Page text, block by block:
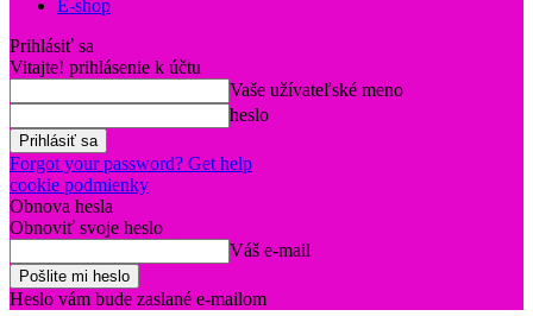
E-shop
Prihlásiť sa
Vitajte! prihlásenie k účtu
Vaše užívateľské meno
heslo
Forgot your password? Get help
cookie podmienky
Obnova hesla
Obnoviť svoje heslo
Váš e-mail
Heslo vám bude zaslané e-mailom